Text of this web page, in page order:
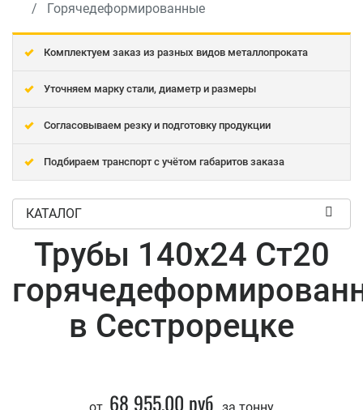
Горячедеформированные
Комплектуем заказ из разных видов металлопроката
Уточняем марку стали, диаметр и размеры
Согласовываем резку и подготовку продукции
Подбираем транспорт с учётом габаритов заказа
КАТАЛОГ
Трубы 140x24 Ст20
в Сестрорецке
68 955,00 руб